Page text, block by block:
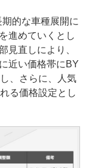
的な車種展開に
進めていくとし
見直しにより、
近い価格帯にBY
、さらに、人気
る価格設定とし